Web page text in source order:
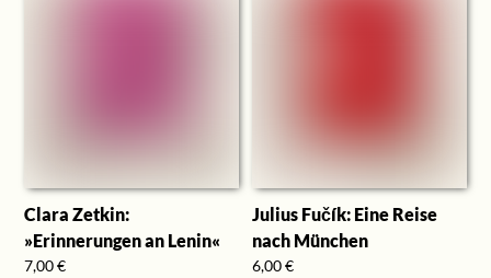
Clara Zetkin:
»Erinnerungen an Lenin«
7,00€
Julius Fučík: Eine Reise
nach München
6,00€